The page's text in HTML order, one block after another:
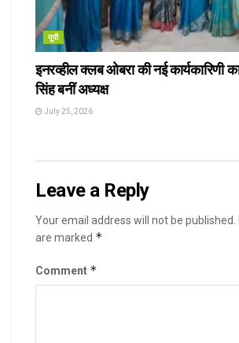
यूपी
इनरव्हील क्लब ओबरा की नई कार्यकारिणी
सिंह बनीं अध्यक्ष
July 25, 2026
Leave a Reply
Your email address will not be published.
are marked *
Comment *